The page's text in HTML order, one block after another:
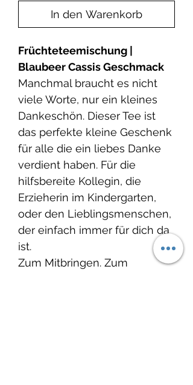
In den Warenkorb
Früchteteemischung |
Blaubeer Cassis Geschmack
Manchmal braucht es nicht
viele Worte, nur ein kleines
Dankeschön. Dieser Tee ist
das perfekte kleine Geschenk
für alle die ein liebes Danke
verdient haben. Für die
hilfsbereite Kollegin, die
Erzieherin im Kindergarten,
oder den Lieblingsmenschen,
der einfach immer für dich da
ist.
Zum Mitbringen. Zum